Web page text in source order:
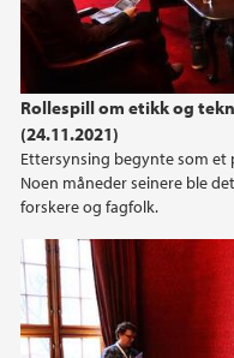
Rollespill om etikk og
(24.11.2021)
Ettersynsing begynte som
Noen måneder seinere ble
forskere og fagfolk.